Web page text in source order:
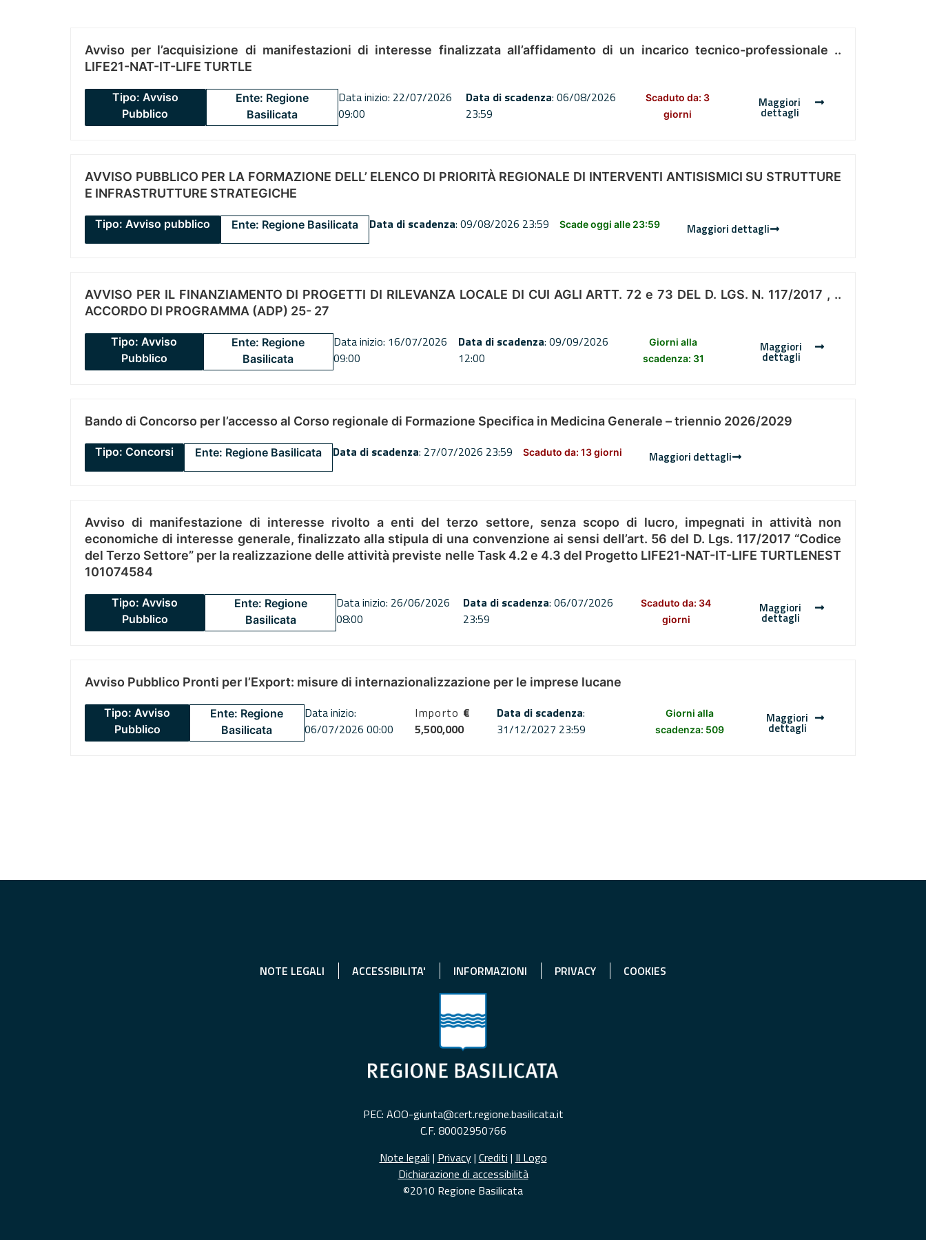
Avviso per l’acquisizione di manifestazioni di interesse finalizzata all’affidamento di un incarico tecnico-professionale ..
LIFE21-NAT-IT-LIFE TURTLE
Tipo: Avviso
Pubblico
Ente: Regione
Basilicata
Data inizio: 22/07/2026
09:00
Data di scadenza: 06/08/2026
23:59
Scaduto da: 3
giorni
Maggiori
dettagli
AVVISO PUBBLICO PER LA FORMAZIONE DELL’ ELENCO DI PRIORITÀ REGIONALE DI INTERVENTI ANTISISMICI SU STRUTTURE
E INFRASTRUTTURE STRATEGICHE
Tipo: Avviso pubblico Ente: Regione Basilicata Data di scadenza: 09/08/2026 23:59 Scade oggi alle 23:59 Maggiori dettagli
AVVISO PER IL FINANZIAMENTO DI PROGETTI DI RILEVANZA LOCALE DI CUI AGLI ARTT. 72 e 73 DEL D. LGS. N. 117/2017 , ..
ACCORDO DI PROGRAMMA (ADP) 25- 27
Tipo: Avviso
Pubblico
Ente: Regione
Basilicata
Data inizio: 16/07/2026
09:00
Data di scadenza: 09/09/2026
12:00
Giorni alla
scadenza: 31
Maggiori
dettagli
Bando di Concorso per l’accesso al Corso regionale di Formazione Specifica in Medicina Generale – triennio 2026/2029
Tipo: Concorsi Ente: Regione Basilicata Data di scadenza: 27/07/2026 23:59 Scaduto da: 13 giorni Maggiori dettagli
Avviso di manifestazione di interesse rivolto a enti del terzo settore, senza scopo di lucro, impegnati in attività non
economiche di interesse generale, finalizzato alla stipula di una convenzione ai sensi dell’art. 56 del D. Lgs. 117/2017 “Codice
del Terzo Settore” per la realizzazione delle attività previste nelle Task 4.2 e 4.3 del Progetto LIFE21-NAT-IT-LIFE TURTLENEST
101074584
Tipo: Avviso
Pubblico
Ente: Regione
Basilicata
Data inizio: 26/06/2026
08:00
Data di scadenza: 06/07/2026
23:59
Scaduto da: 34
giorni
Maggiori
dettagli
Avviso Pubblico Pronti per l’Export: misure di internazionalizzazione per le imprese lucane
Tipo: Avviso
Pubblico
Ente: Regione
Basilicata
Data inizio:
06/07/2026 00:00
Importo €
5,500,000
Data di scadenza:
31/12/2027 23:59
Giorni alla
scadenza: 509
Maggiori
dettagli
NOTE LEGALI ACCESSIBILITA' INFORMAZIONI PRIVACY COOKIES
PEC: AOO-giunta@cert.regione.basilicata.it
C.F. 80002950766
Note legali | Privacy| Crediti | Il Logo
Dichiarazione di accessibilità
©2010 Regione Basilicata